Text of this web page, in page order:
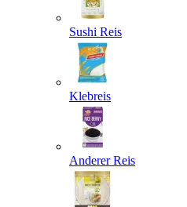
Sushi Reis
Klebreis
Anderer Reis